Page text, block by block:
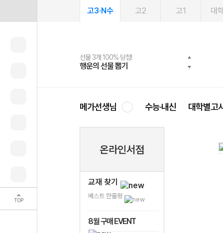
TOP
고3·N수 고2 고1 대
선물 3개 100% 당첨!
행운의 선물 뽑기
선물 100% 증정!
메가스터디 X 올리브
여름방학 스터디 캐시백
메가런 썸머스쿨
2027 러셀 단과
강사 공개선발
스마트러닝앱
설문 EVENT
메가패스
3일 무료 체험권
메가패스 수강생 무료혜택!
메가클럽 멤버십
사회공헌 캠페인
희망이룸 메가나눔
메가선생님 수능·내신 대학별고
온라인서점
교재 찾기
베스트 한줄평
8월 구매 EVENT